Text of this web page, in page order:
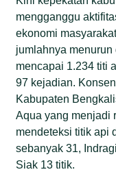
mengganggu
ekonomi
jumlahnya
mencapai 1.234 titi
97 kejadian.
Kabupaten
Aqua yang menjadi
mendeteksi titik api
sebanyak 31,
Siak 13 titik.